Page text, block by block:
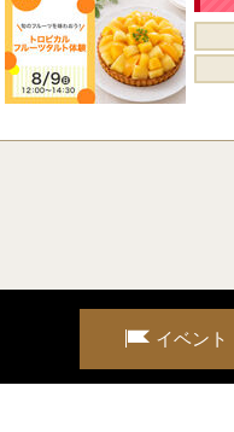
イベント